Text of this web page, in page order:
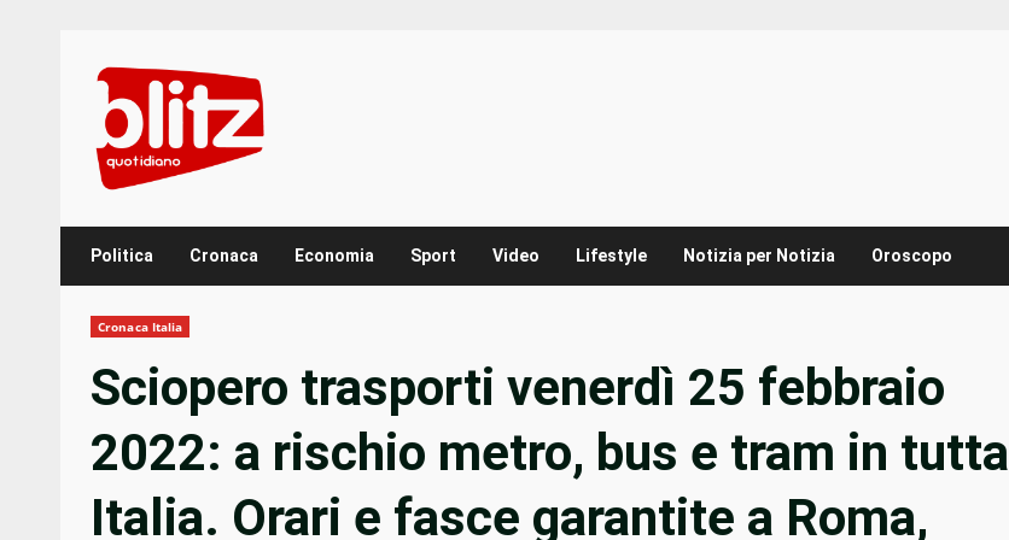
content
Politica Cronaca Economia Sport Video Lifestyle Notizia per Notizia Oroscopo
Cronaca Italia
Sciopero trasporti venerdì 25 febbraio
2022: a rischio metro, bus e tram in tutta
Italia. Orari e fasce garantite a Roma,